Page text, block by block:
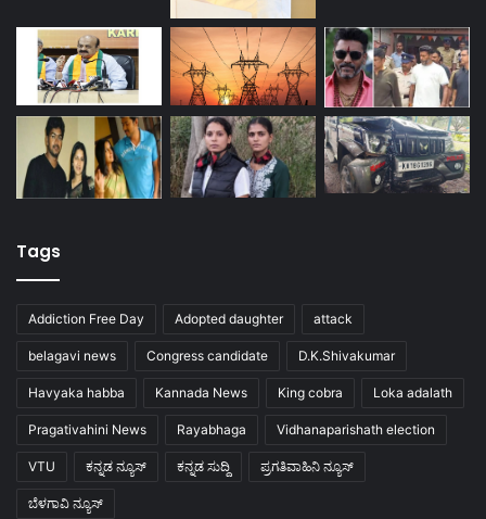
Tags
Addiction Free Day Adopted daughter attack
belagavi news Congress candidate D.K.Shivakumar
Havyaka habba Kannada News King cobra Loka adalath
Pragativahini News Rayabhaga Vidhanaparishath election
VTU ಕನ್ನಡ ನ್ಯೂಸ್ ಕನ್ನಡ ಸುದ್ದಿ ಪ್ರಗತಿವಾಹಿನಿ ನ್ಯೂಸ್
ಬೆಳಗಾವಿ ನ್ಯೂಸ್